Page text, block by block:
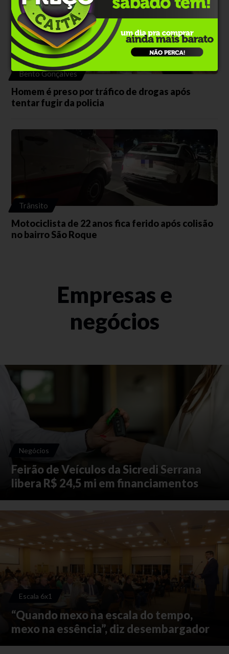
Bento Gonçalves
Homem é preso por tráfico de drogas após
tentar fugir da policia
Trânsito
Motociclista de 22 anos fica ferido após colisão
no bairro São Roque
Empresas e
negócios
Negócios
Feirão de Veículos da Sicredi Serrana
libera R$ 24,5 mi em financiamentos
Escala 6x1
“Quando mexo na escala do tempo,
mexo na essência”, diz desembargador